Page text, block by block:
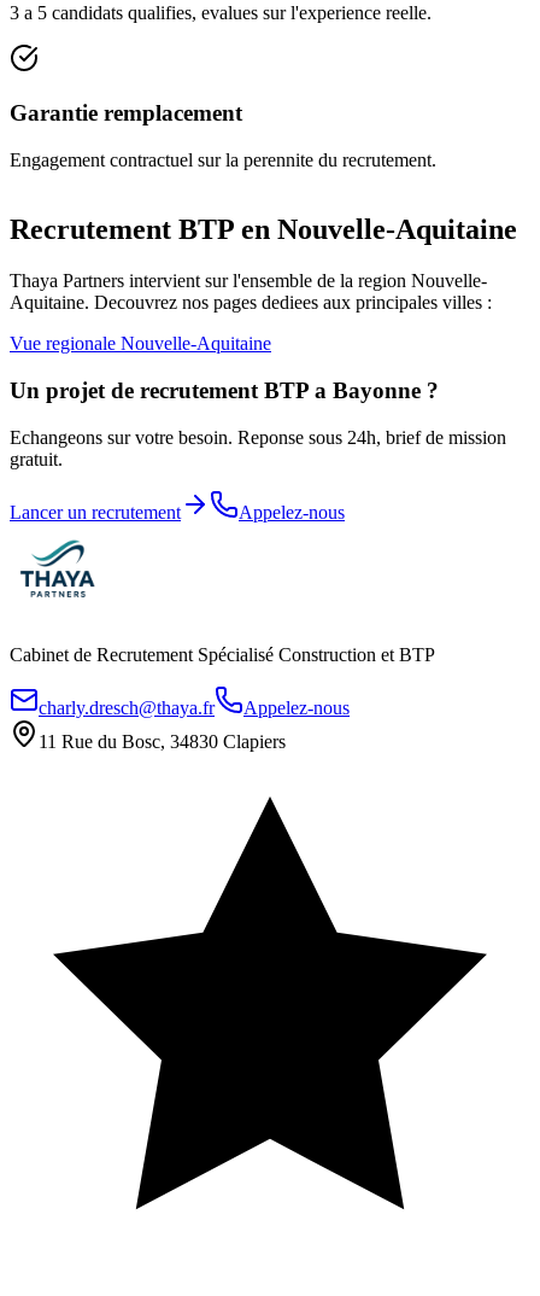
3 a 5 candidats qualifies, evalues sur l'experience reelle.
Garantie remplacement
Engagement contractuel sur la perennite du recrutement.
Recrutement BTP en Nouvelle-Aquitaine
Thaya Partners intervient sur l'ensemble de la region Nouvelle-
Aquitaine. Decouvrez nos pages dediees aux principales villes :
Vue regionale Nouvelle-Aquitaine
Un projet de recrutement BTP a Bayonne ?
Echangeons sur votre besoin. Reponse sous 24h, brief de mission
gratuit.
Lancer un recrutement Appelez-nous
Cabinet de Recrutement Spécialisé Construction et BTP
charly.dresch@thaya.fr
Appelez-nous
11 Rue du Bosc, 34830 Clapiers